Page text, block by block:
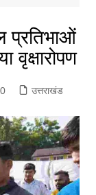
प्रतिभाओं
वृक्षारोपण
0 उत्तराखंड